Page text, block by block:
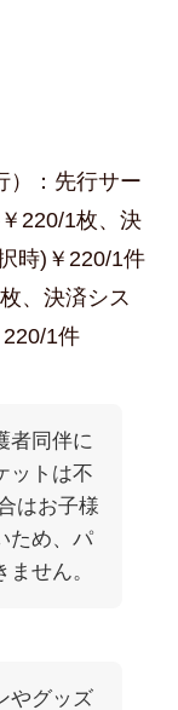
）：先行サー
220/1枚、決
時)￥220/1件
、決済シス
1件
者同伴に
ットは不
はお子様
ため、パ
せん。
やグッズ